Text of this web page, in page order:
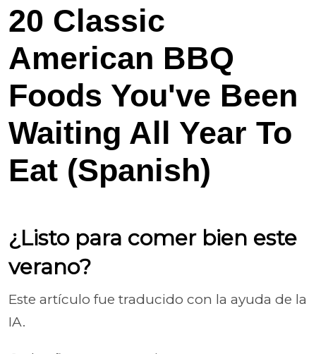
20 Classic
American BBQ
Foods You've Been
Waiting All Year To
Eat (Spanish)
¿Listo para comer bien este
verano?
Este artículo fue traducido con la ayuda de la
IA.